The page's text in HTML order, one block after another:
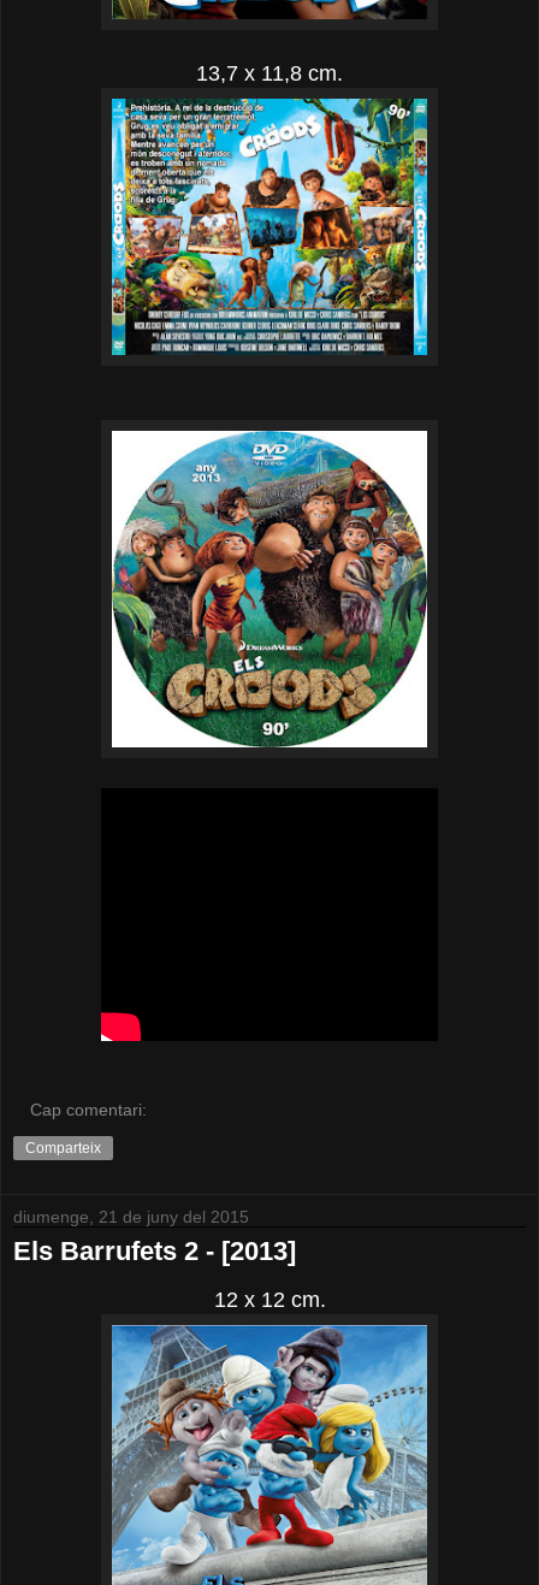
13,7 x 11,8 cm.
Cap comentari:
Comparteix
diumenge, 21 de juny del 2015
Els Barrufets 2 - [2013]
12 x 12 cm.